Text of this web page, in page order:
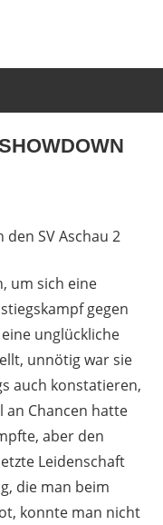
SV Aschau 2
um sich eine
gegen
unglückliche
unnötig war sie
auch konstatieren,
an Chancen hatte
aber den
Leidenschaft
die man beim
konnte man nicht